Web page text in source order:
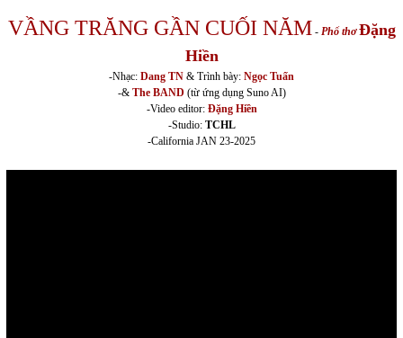
VẦNG TRĂNG GẦN CUỐI NĂM- Phổ thơ Đặng
Hiền
-Nhạc: Dang TN & Trình bày: Ngọc Tuấn
-& The BAND (từ ứng dụng Suno AI)
-Video editor: Đặng Hiền
-Studio: TCHL
-California JAN 23-2025